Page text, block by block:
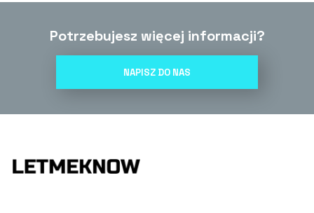
Potrzebujesz więcej informacji?
NAPISZ DO NAS